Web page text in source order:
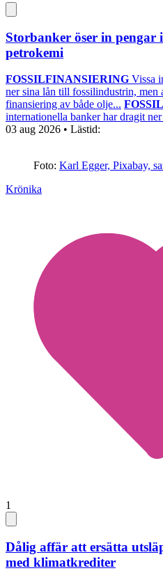
Storbanker öser in pengar
petrokemi
FOSSILFINANSIERING Vissa
ner sina lån till fossilindustrin, men
finansiering av både olje...
internationella banker har dragit
03 aug 2026 • Lästid:
Foto: Karl Egger, Pixabay,
Krönika
1
Dålig affär att ersätta
med klimatkrediter